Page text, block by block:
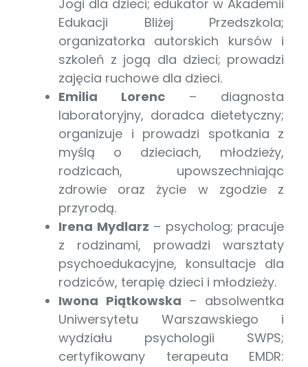
Jogi dla dzieci; edukator w Akademii
Edukacji Bliżej Przedszkola;
organizatorka autorskich kursów i
szkoleń z jogą dla dzieci; prowadzi
zajęcia ruchowe dla dzieci.
Emilia Lorenc – diagnosta
laboratoryjny, doradca dietetyczny;
organizuje i prowadzi spotkania z
myślą o dzieciach, młodzieży,
rodzicach, upowszechniając
zdrowie oraz życie w zgodzie z
przyrodą.
Irena Mydlarz – psycholog; pracuje
z rodzinami, prowadzi warsztaty
psychoedukacyjne, konsultacje dla
rodziców, terapię dzieci i młodzieży.
Iwona Piątkowska – absolwentka
Uniwersytetu Warszawskiego i
wydziału psychologii SWPS;
certyfikowany terapeuta EMDR: